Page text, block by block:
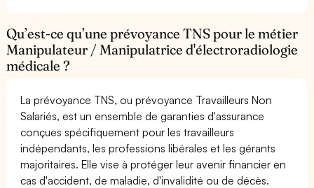
Qu’est-ce qu’une prévoyance TNS pour le métier
Manipulateur / Manipulatrice d'électroradiologie
médicale ?
La prévoyance TNS, ou prévoyance Travailleurs Non
Salariés, est un ensemble de garanties d'assurance
conçues spécifiquement pour les travailleurs
indépendants, les professions libérales et les gérants
majoritaires. Elle vise à protéger leur avenir financier en
cas d'accident, de maladie, d'invalidité ou de décès.